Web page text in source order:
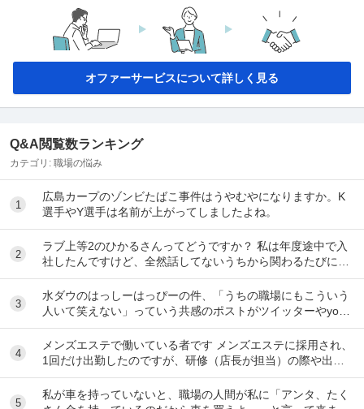
オファーサービスについて詳しく見る
Q&A閲覧数ランキング
カテゴリ: 職場の悩み
1
広島カープのゾンビたばこ事件はうやむやになりますか。K
選手やY選手は名前が上がってしましたよね。
2
ラブ上等2のひかるさんってどうですか？ 私は年度途中で入
社したんですけど、全然話してないうちから関わるたびに意
地悪で嫌なことを言ってくる女性がいます。 ...
3
水ダウのはっしーはっぴーの件、「うちの職場にもこういう
人いて笑えない」っていう共感のポストがツイッターやyout
ubeのコメント欄に多すぎてそっちに驚いて...
4
メンズエステで働いている者です メンズエステに採用され、
1回だけ出勤したのですが、研修（店長が担当）の際や出勤
時に「元々デリをやっていたなら」という理由で...
5
私が車を持っていないと、職場の人間が私に「アンタ、たく